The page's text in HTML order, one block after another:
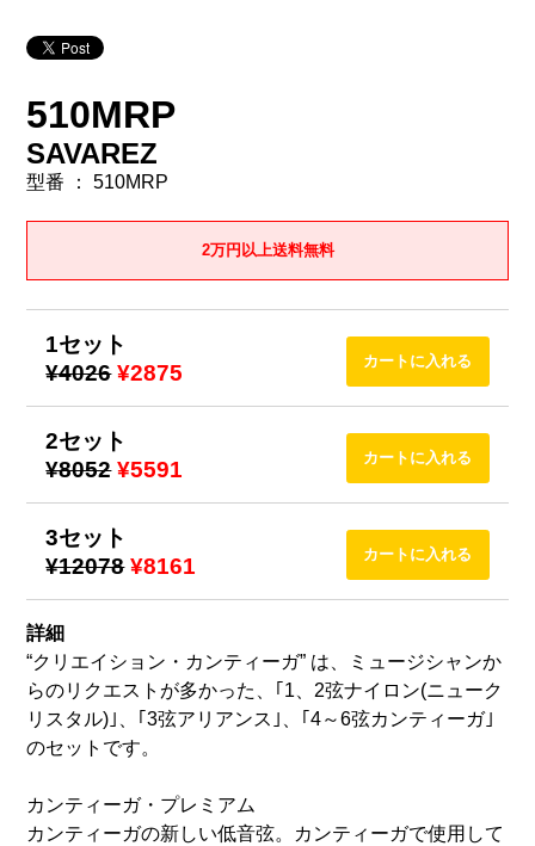
510MRP
SAVAREZ
型番 ： 510MRP
2万円以上送料無料
1セット
¥4026 ¥2875
2セット
¥8052 ¥5591
3セット
¥12078 ¥8161
詳細
“クリエイション・カンティーガ” は、ミュージシャンか
らのリクエストが多かった、｢1、2弦ナイロン(ニューク
リスタル)｣、｢3弦アリアンス｣、｢4～6弦カンティーガ｣
のセットです。
カンティーガ・プレミアム
カンティーガの新しい低音弦。カンティーガで使用して